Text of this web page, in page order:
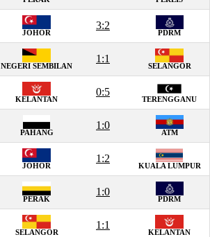
JOHOR
3:2
PDRM
NEGERI SEMBILAN
1:1
SELANGOR
KELANTAN
0:5
TERENGGANU
PAHANG
1:0
ATM
JOHOR
1:2
KUALA LUMPUR
PERAK
1:0
PDRM
SELANGOR
1:1
KELANTAN